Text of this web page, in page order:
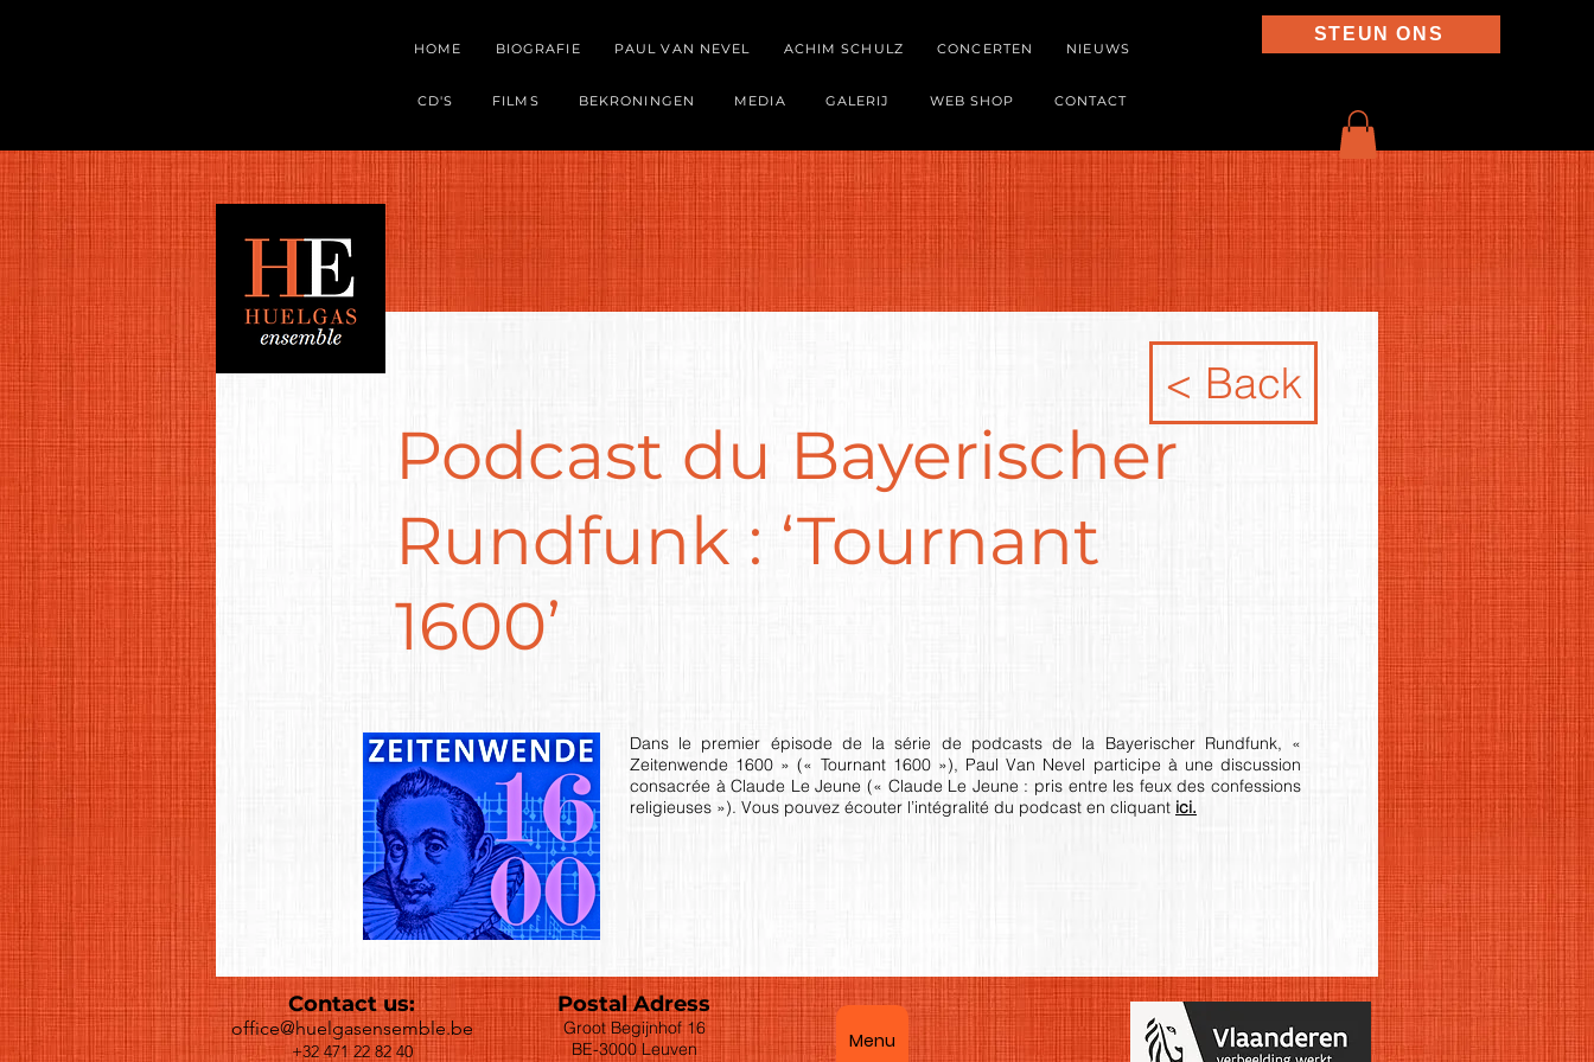
HOME BIOGRAFIE PAUL VAN NEVEL ACHIM SCHULZ CONCERTEN NIEUWS
CD'S FILMS BEKRONINGEN MEDIA GALERIJ WEB SHOP CONTACT
STEUN ONS
< Back
Podcast du Bayerischer
Rundfunk : ‘Tournant
1600’
Dans le premier épisode de la série de podcasts de la Bayerischer Rundfunk, «
Zeitenwende 1600 » (« Tournant 1600 »), Paul Van Nevel participe à une discussion
consacrée à Claude Le Jeune (« Claude Le Jeune : pris entre les feux des confessions
religieuses »). Vous pouvez écouter l’intégralité du podcast en cliquant ici.
Contact us:
office@huelgasensemble.be
+32 471 22 82 40
Postal Adress
Groot Begijnhof 16
BE-3000 Leuven
Menu